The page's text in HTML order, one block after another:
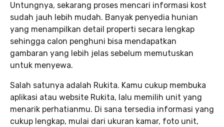
Untungnya, sekarang proses mencari informasi kost
sudah jauh lebih mudah. Banyak penyedia hunian
yang menampilkan detail properti secara lengkap
sehingga calon penghuni bisa mendapatkan
gambaran yang lebih jelas sebelum memutuskan
untuk menyewa.
Salah satunya adalah Rukita. Kamu cukup membuka
aplikasi atau website Rukita, lalu memilih unit yang
menarik perhatianmu. Di sana tersedia informasi yang
cukup lengkap, mulai dari ukuran kamar, foto unit,